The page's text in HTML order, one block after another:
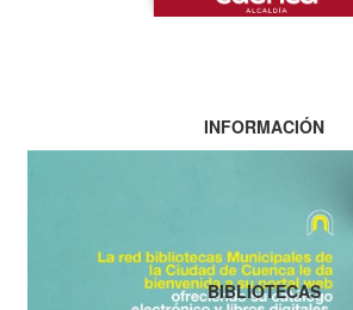
INFORMACIÓN
BIBLIOTECAS